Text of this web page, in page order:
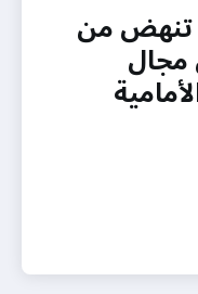
تنهض من
مجال